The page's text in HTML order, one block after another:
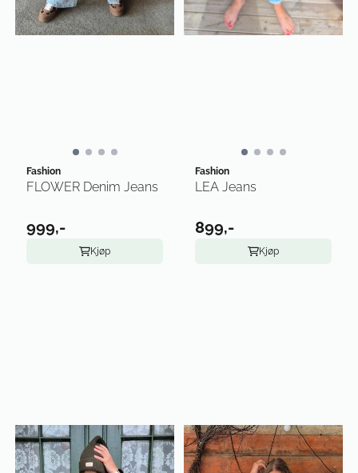
Fashion
FLOWER Denim Jeans
999,-
Kjøp
Fashion
LEA Jeans
899,-
Kjøp